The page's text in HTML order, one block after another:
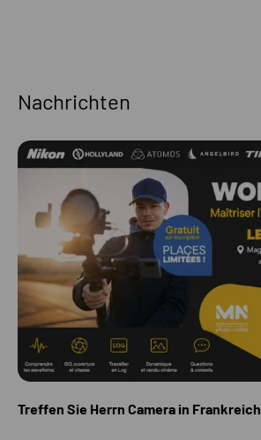
Nachrichten
Treffen Sie Herrn Camera in Frankreich